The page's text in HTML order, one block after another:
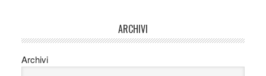
ARCHIVI
Archivi